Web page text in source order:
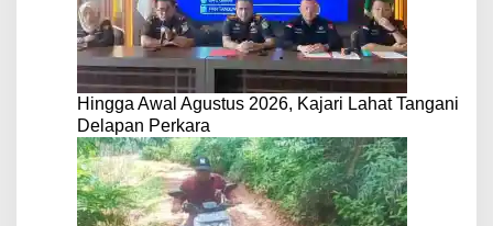
Hingga Awal Agustus 2026, Kajari Lahat Tangani
Delapan Perkara